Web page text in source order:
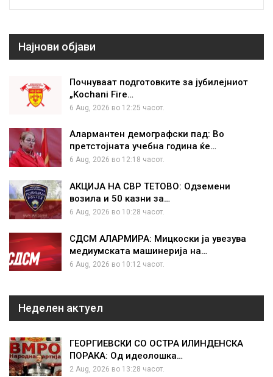
Најнови објави
Почнуваат подготовките за јубилејниот
„Kochani Fire…
6 Aug, 2026 во 12:25 часот.
Алармантен демографски пад: Во
претстојната учебна година ќе…
6 Aug, 2026 во 12:18 часот.
АКЦИЈА НА СВР ТЕТОВО: Одземени
возила и 50 казни за…
6 Aug, 2026 во 10:28 часот.
СДСМ АЛАРМИРА: Мицкоски ја увезува
медиумската машинерија на…
6 Aug, 2026 во 10:12 часот.
Неделен актуел
ГЕОРГИЕВСКИ СО ОСТРА ИЛИНДЕНСКА
ПОРАКА: Од идеолошка…
2 Aug, 2026 во 13:28 часот.